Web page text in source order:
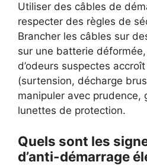
Utiliser des câbles de
respecter des règles de
Brancher les câbles sur
sur une batterie
d’odeurs suspectes
(surtension, décharge
manipuler avec prudence,
lunettes de protection.
Quels sont les
d’anti-démarrage